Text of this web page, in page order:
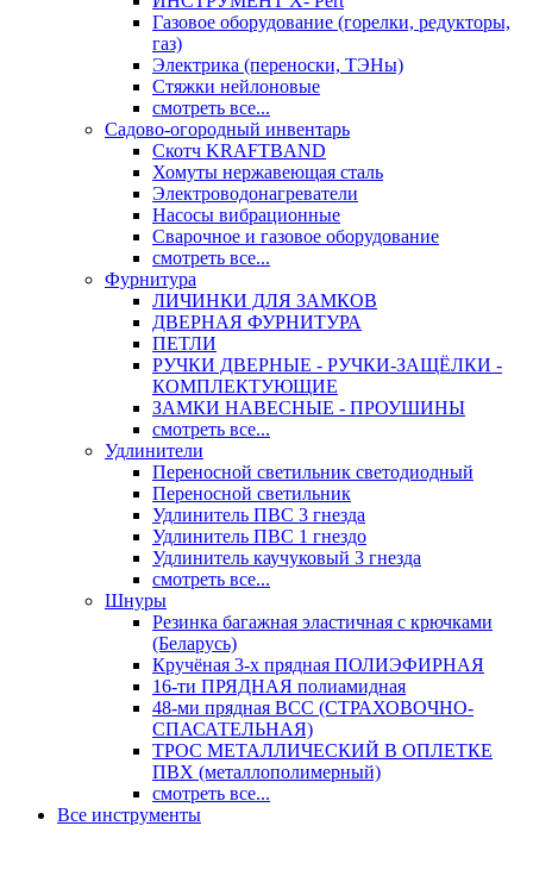
Газовое оборудование (горелки, редукторы,
газ)
Электрика (переноски, ТЭНы)
Стяжки нейлоновые
смотреть все...
Садово-огородный инвентарь
Скотч KRAFTBAND
Хомуты нержавеющая сталь
Электроводонагреватели
Насосы вибрационные
Сварочное и газовое оборудование
смотреть все...
Фурнитура
ЛИЧИНКИ ДЛЯ ЗАМКОВ
ДВЕРНАЯ ФУРНИТУРА
ПЕТЛИ
РУЧКИ ДВЕРНЫЕ - РУЧКИ-ЗАЩЁЛКИ -
КОМПЛЕКТУЮЩИЕ
ЗАМКИ НАВЕСНЫЕ - ПРОУШИНЫ
смотреть все...
Удлинители
Переносной светильник светодиодный
Переносной светильник
Удлинитель ПВС 3 гнезда
Удлинитель ПВС 1 гнездо
Удлинитель каучуковый 3 гнезда
смотреть все...
Шнуры
Резинка багажная эластичная с крючками
(Беларусь)
Кручёная 3-х прядная ПОЛИЭФИРНАЯ
16-ти ПРЯДНАЯ полиамидная
48-ми прядная ВСС (СТРАХОВОЧНО-
СПАСАТЕЛЬНАЯ)
ТРОС МЕТАЛЛИЧЕСКИЙ В ОПЛЕТКЕ
ПВХ (металлополимерный)
смотреть все...
Все инструменты